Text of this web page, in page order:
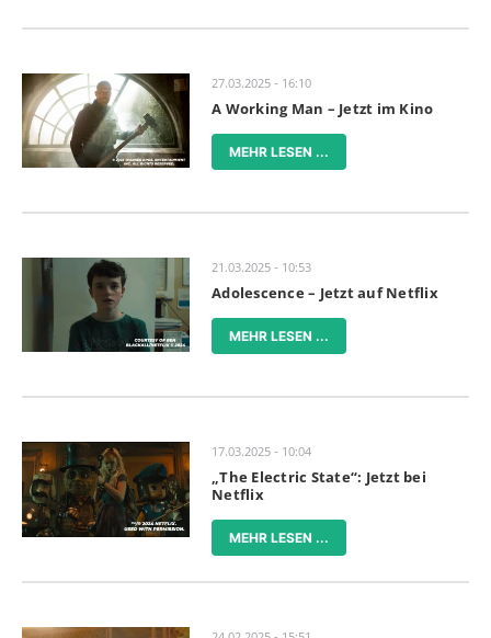
27.03.2025 - 16:10
A Working Man – Jetzt im Kino
MEHR LESEN ...
21.03.2025 - 10:53
Adolescence – Jetzt auf Netflix
MEHR LESEN ...
17.03.2025 - 10:04
„The Electric State“: Jetzt bei
Netflix
MEHR LESEN ...